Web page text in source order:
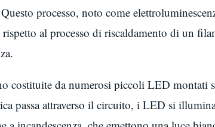
processo, noto come
al processo di riscaldamento di un
costituite da numerosi piccoli LED montati
passa attraverso il circuito, i LED si